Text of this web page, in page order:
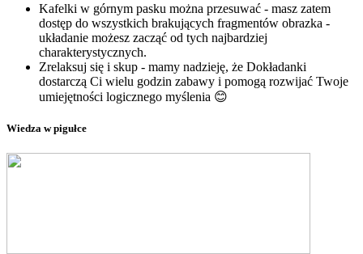
Kafelki w górnym pasku można przesuwać - masz zatem
dostęp do wszystkich brakujących fragmentów obrazka -
układanie możesz zacząć od tych najbardziej
charakterystycznych.
Zrelaksuj się i skup - mamy nadzieję, że Dokładanki
dostarczą Ci wielu godzin zabawy i pomogą rozwijać Twoje
umiejętności logicznego myślenia 😊
Wiedza w pigułce